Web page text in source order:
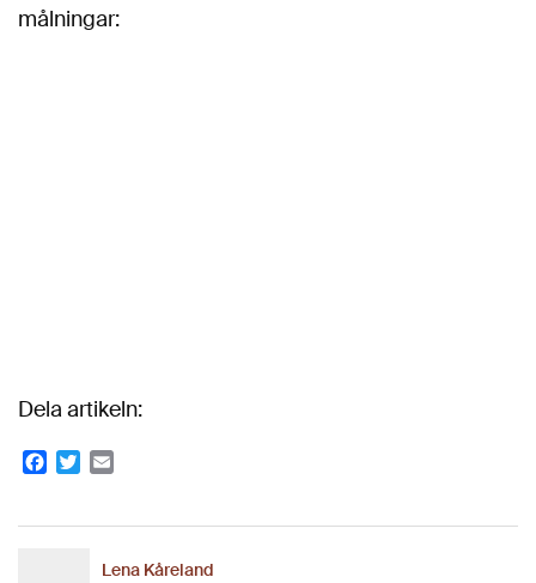
målningar:
Dela artikeln:
Facebook
Twitter
Lena Kåreland